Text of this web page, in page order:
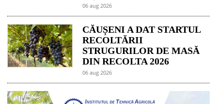
06 aug 2026
CĂUȘENI A DAT STARTUL
RECOLTĂRII
STRUGURILOR DE MASĂ
DIN RECOLTA 2026
06 aug 2026